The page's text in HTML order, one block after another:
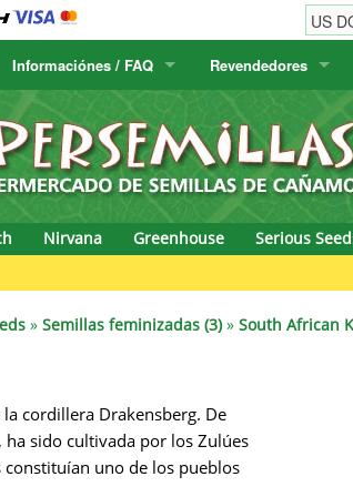
Humboldt Seed Company
Humboldt Seeds
Hyp3rids
Kannabia
krauTHCollective
La Semilla Automatica
Positronics
Prana Medical
Pyramid Seeds
Ripper Seeds
Informaciónes / FAQ
Información del pedido
Información del envío
FAQ
Revendedores
E-MAIL
CONTRASEÑA
Nirvana Greenhouse Serious
» Semillas feminizadas (3)» South African
cordillera Drakensberg. De
sido cultivada por los Zulúes
constituían uno de los pueblos